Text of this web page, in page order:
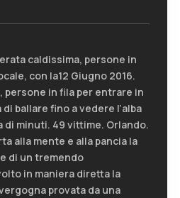
caldissima, persone in
con la12 Giugno 2016.
persone in fila per entrare in
ballare fino a vedere l’alba
di minuti. 49 vittime. Orlando.
alla mente e alla pancia la
di un tremendo
in maniera diretta la
provata da una